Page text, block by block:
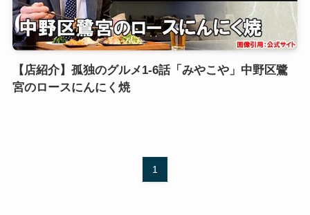
【店紹介】孤独のグルメ1-6話「みやこや」中野区鷺
宮のロースにんにく焼
1